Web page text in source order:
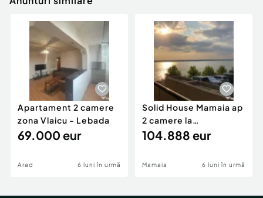
Apartament 2 camere
zona Vlaicu - Lebada
69.000 eur
Arad 6 luni în urmă
Solid House Mamaia ap
2 camere la
cheie,langa Mega
104.888 eur
Mamaia 6 luni în urmă